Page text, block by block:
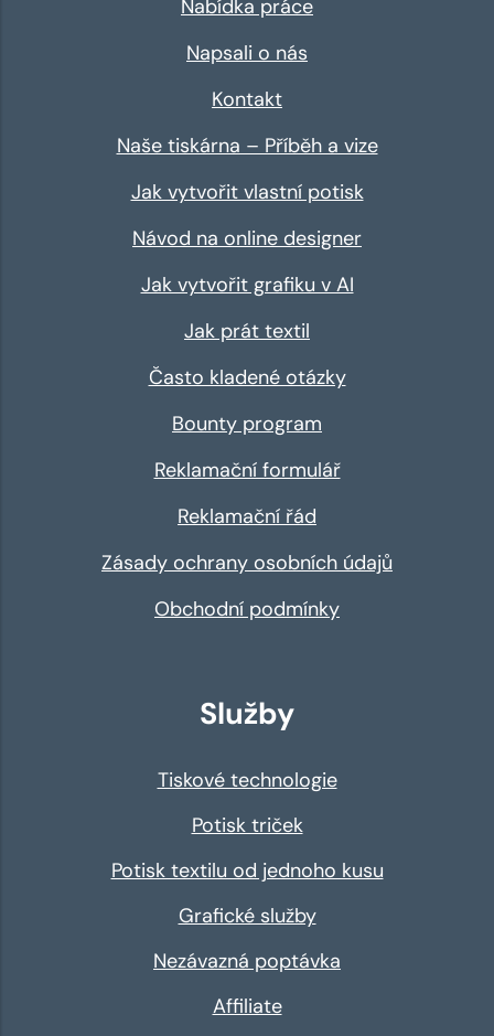
Nabídka práce
Napsali o nás
Kontakt
Naše tiskárna – Příběh a vize
Jak vytvořit vlastní potisk
Návod na online designer
Jak vytvořit grafiku v AI
Jak prát textil
Často kladené otázky
Bounty program
Reklamační formulář
Reklamační řád
Zásady ochrany osobních údajů
Obchodní podmínky
Služby
Tiskové technologie
Potisk triček
Potisk textilu od jednoho kusu
Grafické služby
Nezávazná poptávka
Affiliate